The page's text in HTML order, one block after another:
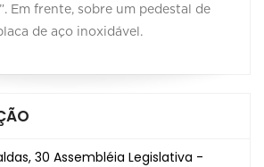
Em frente, sobre um pedestal de
de aço inoxidável.
30 Assembléia Legislativa -